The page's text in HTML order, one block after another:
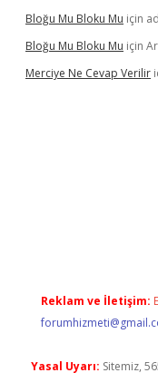
Bloğu Mu Bloku Mu için
Bloğu Mu Bloku Mu için
Merciye Ne Cevap Verilir
Reklam ve İletişim:
Yasal Uyarı: Sitemiz,